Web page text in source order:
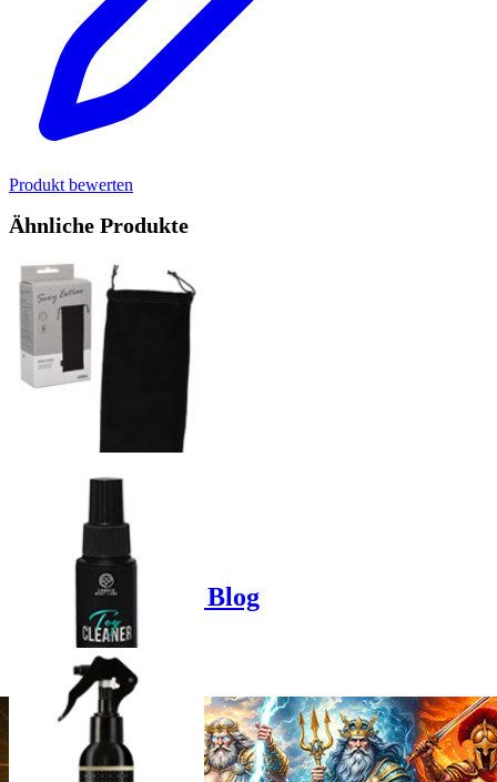
Produkt bewerten
Ähnliche Produkte
Product options
Poppers-Shop.de Blog